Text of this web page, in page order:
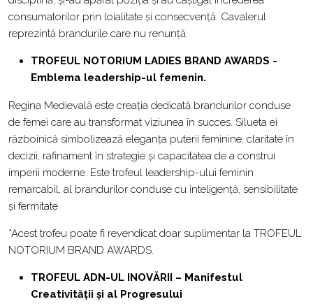
consumatorilor prin loialitate și consecvență. Cavalerul
reprezintă brandurile care nu renunță.
TROFEUL NOTORIUM LADIES BRAND AWARDS -
Emblema leadership-ul femenin.
Regina Medievală este creația dedicată brandurilor conduse
de femei care au transformat viziunea în succes. Silueta ei
războinică simbolizează eleganța puterii feminine, claritate în
decizii, rafinament în strategie și capacitatea de a construi
imperii moderne. Este trofeul leadership-ului feminin
remarcabil, al brandurilor conduse cu inteligență, sensibilitate
și fermitate.
*Acest trofeu poate fi revendicat doar suplimentar la TROFEUL
NOTORIUM BRAND AWARDS.
TROFEUL ADN-UL INOVĂRII – Manifestul
Creativității și al Progresului